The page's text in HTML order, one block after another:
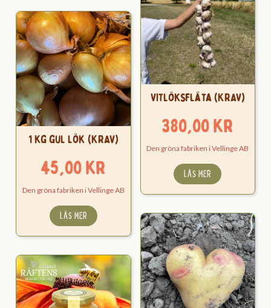
Vitlöksfläta (KRAV)
380,00kr
Den gröna fabriken i Vellinge AB
LÄS MER
1 kg gul lök (KRAV)
45,00kr
Den gröna fabriken i Vellinge AB
LÄS MER